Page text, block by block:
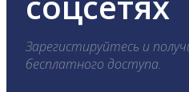
Зарегистируйтесь и
бесплатного доступа.